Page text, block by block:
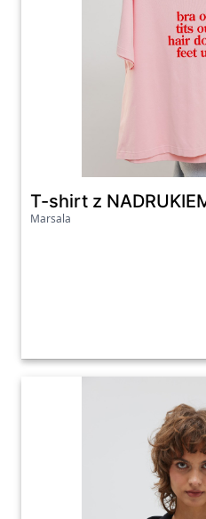
T-shirt z
Marsala